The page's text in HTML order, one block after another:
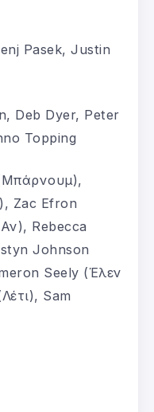
Pasek, Justin
Deb Dyer, Peter
Topping
Zac Efron
Rebecca
Johnson
Seely (Έλεν
Sam